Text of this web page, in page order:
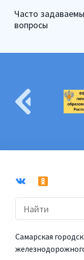
Часто
вопросы
Самарская